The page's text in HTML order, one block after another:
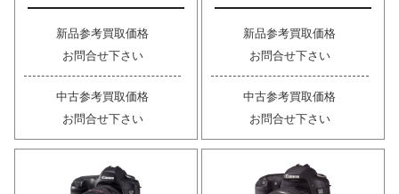
新品参考買取価格
お問合せ下さい
中古参考買取価格
お問合せ下さい
新品参考買取価格
お問合せ下さい
中古参考買取価格
お問合せ下さい